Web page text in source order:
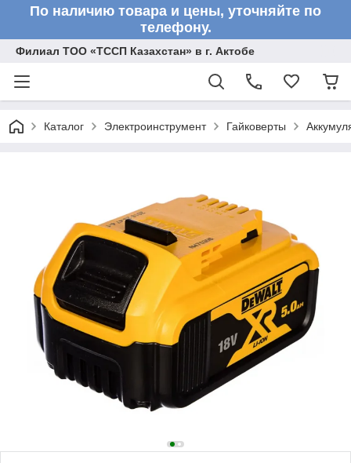
По наличию товара и цены, уточняйте по
телефону.
Филиал ТОО «ТССП Казахстан» в г. Актобе
Каталог Электроинструмент Гайковерты